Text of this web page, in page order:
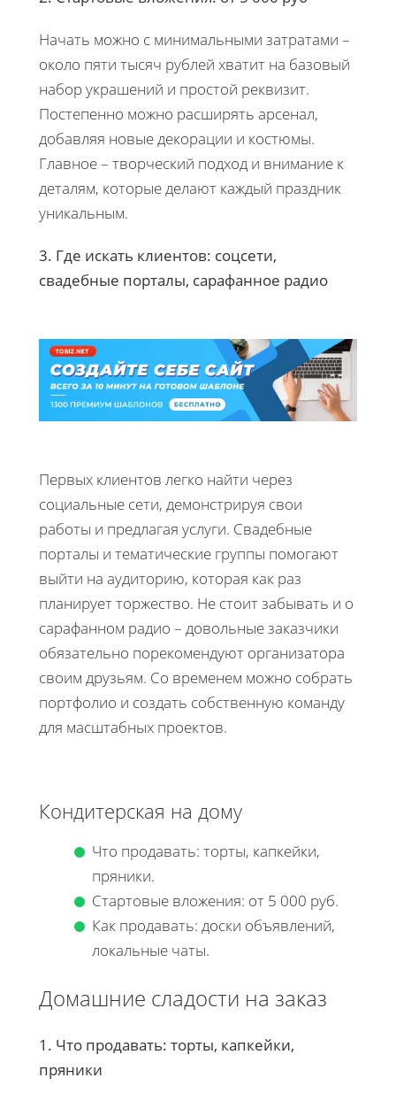
Начать можно с минимальными затратами –
около пяти тысяч рублей хватит на базовый
набор украшений и простой реквизит.
Постепенно можно расширять арсенал,
добавляя новые декорации и костюмы.
Главное – творческий подход и внимание к
деталям, которые делают каждый праздник
уникальным.
3. Где искать клиентов: соцсети,
свадебные порталы, сарафанное радио
Первых клиентов легко найти через
социальные сети, демонстрируя свои
работы и предлагая услуги. Свадебные
порталы и тематические группы помогают
выйти на аудиторию, которая как раз
планирует торжество. Не стоит забывать и о
сарафанном радио – довольные заказчики
обязательно порекомендуют организатора
своим друзьям. Со временем можно собрать
портфолио и создать собственную команду
для масштабных проектов.
Кондитерская на дому
Что продавать: торты, капкейки,
пряники.
Стартовые вложения: от 5 000 руб.
Как продавать: доски объявлений,
локальные чаты.
Домашние сладости на заказ
1. Что продавать: торты, капкейки,
пряники